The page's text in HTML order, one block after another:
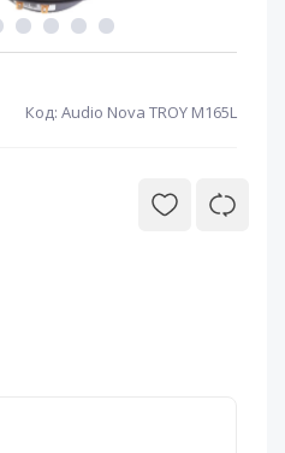
Код: Audio Nova TROY M165L